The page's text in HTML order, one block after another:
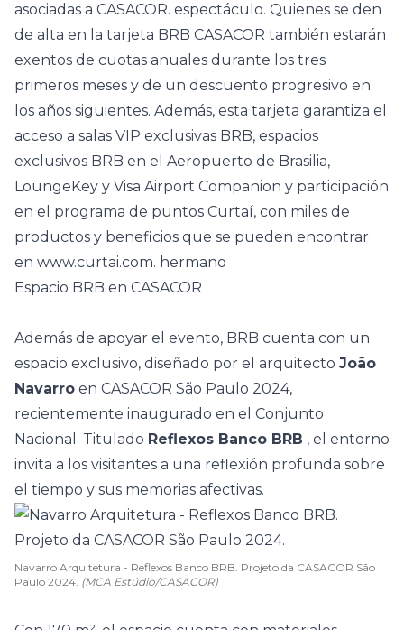
asociadas a CASACOR. espectáculo. Quienes se den
de alta en la tarjeta BRB CASACOR también estarán
exentos de cuotas anuales durante los tres
primeros meses y de un descuento progresivo en
los años siguientes. Además, esta tarjeta garantiza el
acceso a salas VIP exclusivas BRB, espacios
exclusivos BRB en el Aeropuerto de Brasilia,
LoungeKey y Visa Airport Companion y participación
en el programa de puntos Curtaí, con miles de
productos y beneficios que se pueden encontrar
en www.curtai.com. hermano
Espacio BRB en CASACOR
Además de apoyar el evento, BRB cuenta con un
espacio exclusivo, diseñado por el arquitecto João
Navarro en CASACOR São Paulo 2024,
recientemente inaugurado en el Conjunto
Nacional. Titulado Reflexos Banco BRB , el entorno
invita a los visitantes a una reflexión profunda sobre
el tiempo y sus memorias afectivas.
Navarro Arquitetura - Reflexos Banco BRB. Projeto da CASACOR São
Paulo 2024. (MCA Estúdio/CASACOR)